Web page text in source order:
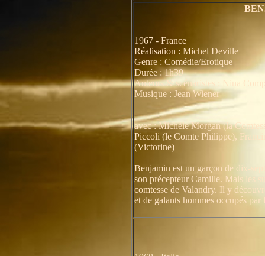
1967 - France
Réalisation : Michel Deville
Genre : Comédie/Erotique
Durée : 1h39
Auteurs & scénaristes : Nina
Musique : Jean Wiener
avec : Michèle Morgan (la
Piccoli (le Comte Philippe),
(Victorine)
Benjamin est un garçon de dix-
son précepteur Camille. Mais les
comtesse de Valandry. Il y
et de galants hommes occupés